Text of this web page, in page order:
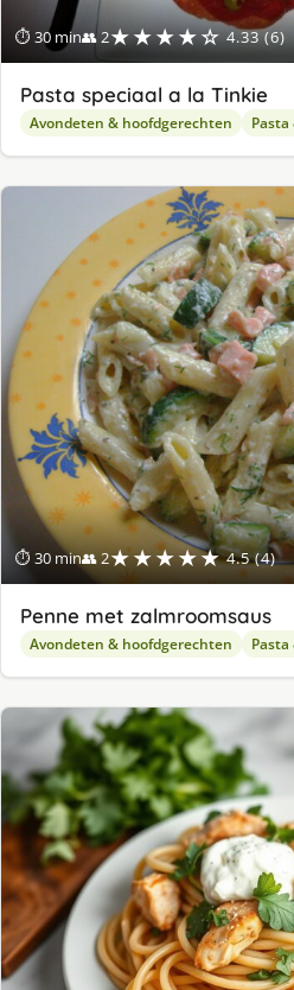
⏱ 30 min👥 2★★★★☆ 4.33 (6)
Pasta speciaal a la Tinkie
Avondeten & hoofdgerechten
⏱ 30 min👥 2★★★★★ 4.5 (4)
Penne met zalmroomsaus
Avondeten & hoofdgerechten